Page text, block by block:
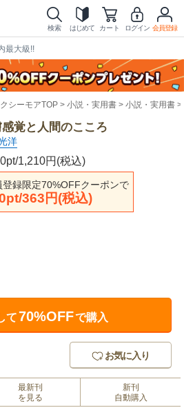
検索 はじめて カート ログイン 会員登録
最大級!!
シーモアTOP 小説・実用書 小説・実用書
感覚と人間のこころ
洋
1,210円(税込)
登録限定70%OFFクーポンで
363円(税込)
て70%OFFで購入
お気に入り
最新刊
を見る
新刊
自動購入